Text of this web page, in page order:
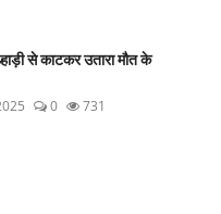
से काटकर उतारा मौत के
0 731